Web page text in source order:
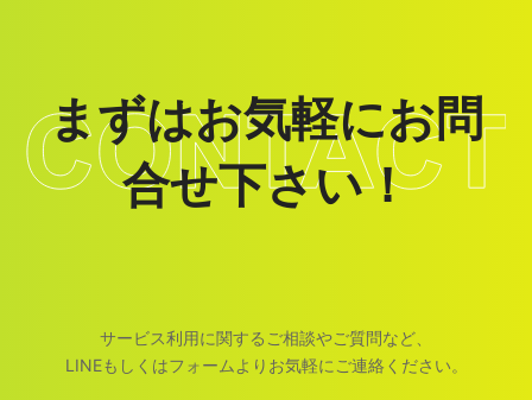
まずはお気軽にお問
合せ下さい！
サービス利用に関するご相談やご質問など、
LINEもしくはフォームよりお気軽にご連絡ください。